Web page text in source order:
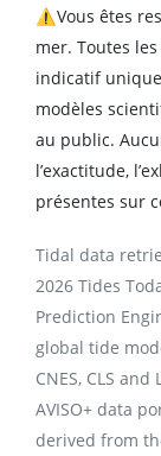
⚠️Vous êtes
mer. Toutes
indicatif
modèles
au public.
l’exactitude,
présentes sur
Tidal data
2026 Tides
Prediction
global tide
CNES, CLS
AVISO+ data
derived from